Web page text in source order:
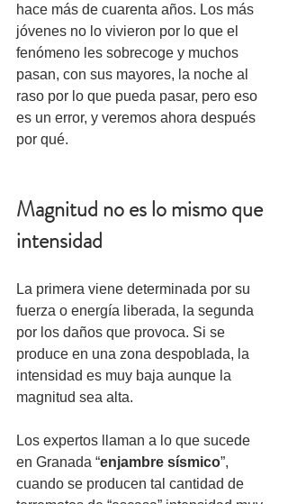
hace más de cuarenta años. Los más
jóvenes no lo vivieron por lo que el
fenómeno les sobrecoge y muchos
pasan, con sus mayores, la noche al
raso por lo que pueda pasar, pero eso
es un error, y veremos ahora después
por qué.
Magnitud no es lo mismo que
intensidad
La primera viene determinada por su
fuerza o energía liberada, la segunda
por los daños que provoca. Si se
produce en una zona despoblada, la
intensidad es muy baja aunque la
magnitud sea alta.
Los expertos llaman a lo que sucede
en Granada “enjambre sísmico”,
cuando se producen tal cantidad de